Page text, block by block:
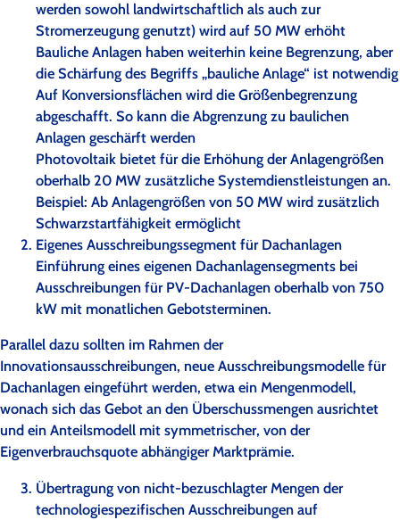
werden sowohl landwirtschaftlich als auch zur
Stromerzeugung genutzt) wird auf 50 MW erhöht
Bauliche Anlagen haben weiterhin keine Begrenzung, aber
die Schärfung des Begriffs „bauliche Anlage“ ist notwendig
Auf Konversionsflächen wird die Größenbegrenzung
abgeschafft. So kann die Abgrenzung zu baulichen
Anlagen geschärft werden
Photovoltaik bietet für die Erhöhung der Anlagengrößen
oberhalb 20 MW zusätzliche Systemdienstleistungen an.
Beispiel: Ab Anlagengrößen von 50 MW wird zusätzlich
Schwarzstartfähigkeit ermöglicht
Eigenes Ausschreibungssegment für Dachanlagen
Einführung eines eigenen Dachanlagensegments bei
Ausschreibungen für PV-Dachanlagen oberhalb von 750
kW mit monatlichen Gebotsterminen.
Parallel dazu sollten im Rahmen der
Innovationsausschreibungen, neue Ausschreibungsmodelle für
Dachanlagen eingeführt werden, etwa ein Mengenmodell,
wonach sich das Gebot an den Überschussmengen ausrichtet
und ein Anteilsmodell mit symmetrischer, von der
Eigenverbrauchsquote abhängiger Marktprämie.
Übertragung von nicht-bezuschlagter Mengen der
technologiespezifischen Ausschreibungen auf